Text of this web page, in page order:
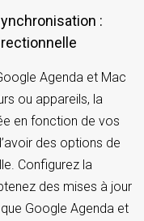
Agenda et Mac
ou appareils, la
en fonction de vos
des options de
Configurez la
des mises à jour
Google Agenda et